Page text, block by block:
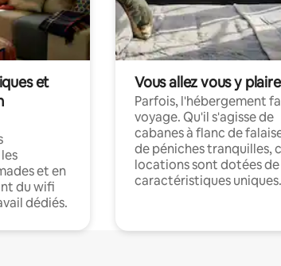
et
et en
du wifi
dédiés.
Vous allez vous y plaire
Parfois, l'hébergement
voyage. Qu'il s'agisse de
cabanes à flanc de
de péniches tranquilles,
locations sont dotées de
caractéristiques uniques.